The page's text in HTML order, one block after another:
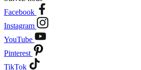
Facebook
Instagram
YouTube
Pinterest
TikTok